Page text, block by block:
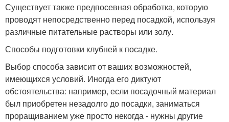
Существует также предпосевная обработка, которую
проводят непосредственно перед посадкой, используя
различные питательные растворы или золу.
Способы подготовки клубней к посадке.
Выбор способа зависит от ваших возможностей,
имеющихся условий. Иногда его диктуют
обстоятельства: например, если посадочный материал
был приобретен незадолго до посадки, заниматься
проращиванием уже просто некогда - нужны другие